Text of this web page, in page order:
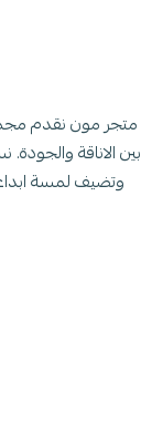
متجر مون نقدم
بين الاناقة
وتضيف لمسة